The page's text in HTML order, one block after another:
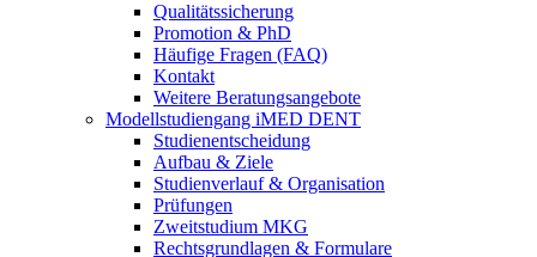
Qualitätssicherung
Promotion & PhD
Häufige Fragen (FAQ)
Kontakt
Weitere Beratungsangebote
Modellstudiengang iMED DENT
Studienentscheidung
Aufbau & Ziele
Studienverlauf & Organisation
Prüfungen
Zweitstudium MKG
Rechtsgrundlagen & Formulare